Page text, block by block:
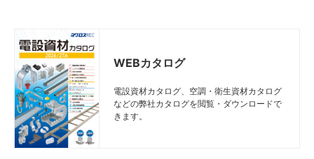
WEBカタログ
電設資材カタログ、空調・衛生資材カタログ
などの弊社カタログを閲覧・ダウンロードで
きます。